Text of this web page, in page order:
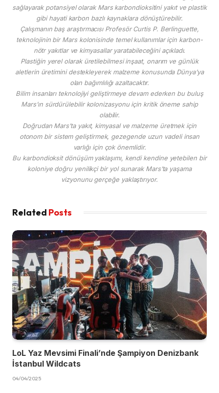
sağlayarak potansiyel olarak Mars karbondioksitini yakıt ve plastik
gibi hayati karbon bazlı kaynaklara dönüştürebilir.
Çalışmanın baş araştırmacısı Profesör Curtis P. Berlinguette,
teknolojinin bir Mars kolonisinde temel kullanımlar için karbon-
nötr yakıtlar ve kimyasallar yaratabileceğini açıkladı.
Plastiğin yerel olarak üretilebilmesi inşaat, onarım ve günlük
aletlerin üretimini destekleyerek malzeme konusunda Dünya’ya
olan bağımlılığı azaltacaktır.
Bilim insanları teknolojiyi geliştirmeye devam ederken bu buluş
Mars’ın sürdürülebilir kolonizasyonu için kritik öneme sahip
olabilir.
Doğrudan Mars’ta yakıt, kimyasal ve malzeme üretmek için
otonom bir sistem geliştirmek, gezegende uzun vadeli insan
varlığı için çok önemlidir.
Bu karbondioksit dönüşüm yaklaşımı, kendi kendine yetebilen bir
koloniye doğru yenilikçi bir yol sunarak Mars’ta yaşama
vizyonunu gerçeğe yaklaştırıyor.
Related Posts
LoL Yaz Mevsimi Finali’nde Şampiyon Denizbank
İstanbul Wildcats
04/04/2025